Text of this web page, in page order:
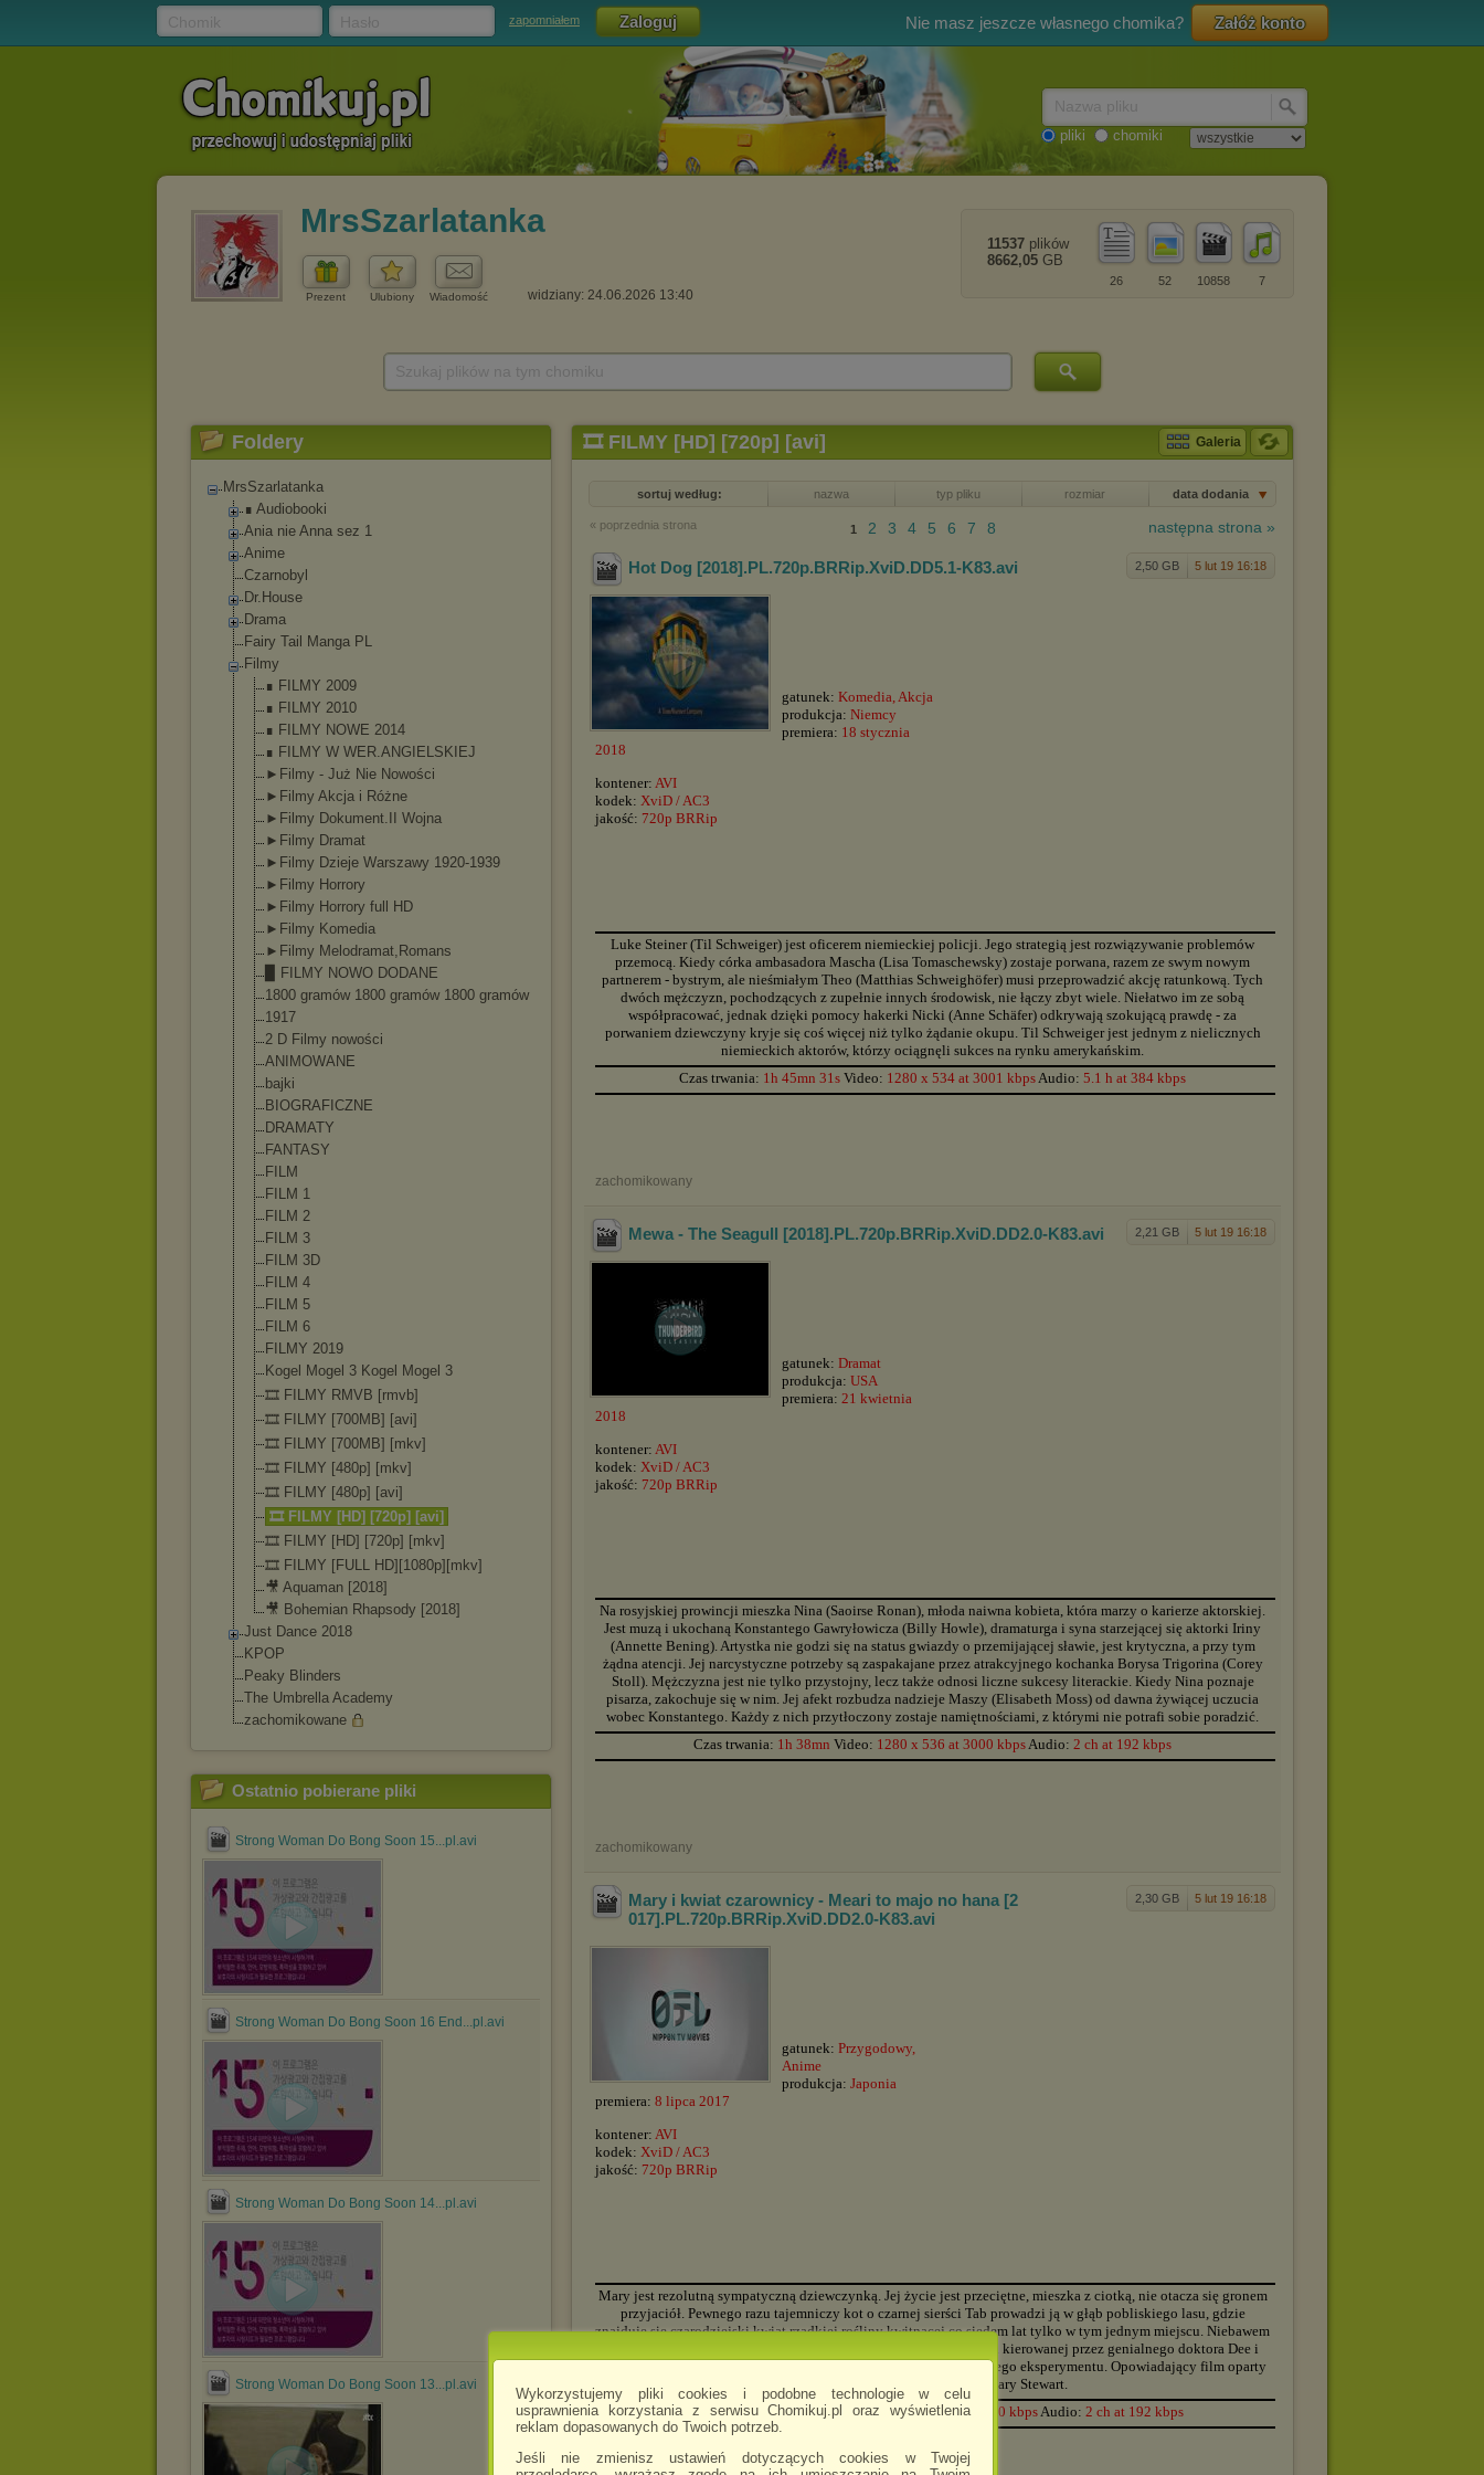
Wykorzystujemy pliki cookies i podobne technologie w celu
usprawnienia korzystania z serwisu Chomikuj.pl oraz wyświetlenia
reklam dopasowanych do Twoich potrzeb.
Jeśli nie zmienisz ustawień dotyczących cookies w Twojej
zapomniałem Nie masz jeszcze własnego chomika? Załóż konto
pliki chomiki
MrsSzarlatanka
Prezent Ulubiony Wiadomość widziany: 24.06.2026 13:40
7
10858
52
26
11537 plików
8662,05 GB
Foldery
MrsSzarlatanka
∎ Audiobooki
Ania nie Anna sez 1
Anime
Czarnobyl
Dr.House
Drama
Fairy Tail Manga PL
Filmy
∎ FILMY 2009
∎ FILMY 2010
∎ FILMY NOWE 2014
∎ FILMY W WER.ANGIELSKIEJ
►Filmy - Już Nie Nowości
►Filmy Akcja i Różne
►Filmy Dokument.II Wojna
►Filmy Dramat
►Filmy Dzieje Warszawy 1920-1939
►Filmy Horrory
►Filmy Horrory full HD
►Filmy Komedia
►Filmy Melodramat,Romans
▉ FILMY NOWO DODANE
1800 gramów 1800 gramów 1800 gramów
1917
2 D Filmy nowości
ANIMOWANE
bajki
BIOGRAFICZNE
DRAMATY
FANTASY
FILM
FILM 1
FILM 2
FILM 3
FILM 3D
FILM 4
FILM 5
FILM 6
FILMY 2019
Kogel Mogel 3 Kogel Mogel 3
🎞️ FILMY RMVB [rmvb]
🎞️ FILMY [700MB] [avi]
🎞️ FILMY [700MB] [mkv]
🎞️ FILMY [480p] [mkv]
🎞️ FILMY [480p] [avi]
🎞️ FILMY [HD] [720p] [avi]
🎞️ FILMY [HD] [720p] [mkv]
🎞️ FILMY [FULL HD][1080p][mkv]
🎥 Aquaman [2018]
🎥 Bohemian Rhapsody [2018]
Just Dance 2018
KPOP
Peaky Blinders
The Umbrella Academy
zachomikowane
Ostatnio pobierane pliki
Strong Woman Do Bong Soon 15...pl.avi
Strong Woman Do Bong Soon 16 End...pl.avi
Strong Woman Do Bong Soon 14...pl.avi
Strong Woman Do Bong Soon 13...pl.avi
🎞️ FILMY [HD] [720p] [avi] Galeria
sortuj według: nazwa typ pliku rozmiar data dodania
« poprzednia strona następna strona »
1 2 3 4 5 6 7 8
2,50 GB 5 lut 19 16:18
Hot Dog [2018].PL.720p.BRRip.XviD.DD5.1-K83.avi
gatunek: Komedia, Akcja
produkcja: Niemcy
premiera: 18 stycznia
2018
kontener: AVI
kodek: XviD / AC3
jakość: 720p BRRip
▬▬▬▬▬▬▬▬▬▬▬▬▬▬▬▬▬▬▬▬▬▬▬▬▬▬▬▬▬▬▬▬▬▬▬▬▬▬▬▬▬▬▬▬▬▬▬▬▬▬▬▬▬▬▬▬▬▬▬▬▬▬▬▬▬▬▬▬▬▬▬▬▬▬▬▬▬▬▬▬▬▬
Luke Steiner (Til Schweiger) jest oficerem niemieckiej policji. Jego strategią jest rozwiązywanie problemów
przemocą. Kiedy córka ambasadora Mascha (Lisa Tomaschewsky) zostaje porwana, razem ze swym nowym
partnerem - bystrym, ale nieśmiałym Theo (Matthias Schweighöfer) musi przeprowadzić akcję ratunkową. Tych
dwóch mężczyzn, pochodzących z zupełnie innych środowisk, nie łączy zbyt wiele. Niełatwo im ze sobą
współpracować, jednak dzięki pomocy hakerki Nicki (Anne Schäfer) odkrywają szokującą prawdę - za
porwaniem dziewczyny kryje się coś więcej niż tylko żądanie okupu. Til Schweiger jest jednym z nielicznych
niemieckich aktorów, którzy ociągnęli sukces na rynku amerykańskim.
▬▬▬▬▬▬▬▬▬▬▬▬▬▬▬▬▬▬▬▬▬▬▬▬▬▬▬▬▬▬▬▬▬▬▬▬▬▬▬▬▬▬▬▬▬▬▬▬▬▬▬▬▬▬▬▬▬▬▬▬▬▬▬▬▬▬▬▬▬▬▬▬▬▬▬▬▬▬▬▬▬▬
Czas trwania: 1h 45mn 31s Video: 1280 x 534 at 3001 kbpsAudio: 5.1 h at 384 kbps
▬▬▬▬▬▬▬▬▬▬▬▬▬▬▬▬▬▬▬▬▬▬▬▬▬▬▬▬▬▬▬▬▬▬▬▬▬▬▬▬▬▬▬▬▬▬▬▬▬▬▬▬▬▬▬▬▬▬▬▬▬▬▬▬▬▬▬▬▬▬▬▬▬▬▬▬▬▬▬▬▬▬
zachomikowany
2,21 GB 5 lut 19 16:18
Mewa - The Seagull [2018].PL.720p.BRRip.XviD.DD2.0-K83.avi
gatunek: Dramat
produkcja: USA
premiera: 21 kwietnia
2018
kontener: AVI
kodek: XviD / AC3
jakość: 720p BRRip
▬▬▬▬▬▬▬▬▬▬▬▬▬▬▬▬▬▬▬▬▬▬▬▬▬▬▬▬▬▬▬▬▬▬▬▬▬▬▬▬▬▬▬▬▬▬▬▬▬▬▬▬▬▬▬▬▬▬▬▬▬▬▬▬▬▬▬▬▬▬▬▬▬▬▬▬▬▬▬▬▬▬
Na rosyjskiej prowincji mieszka Nina (Saoirse Ronan), młoda naiwna kobieta, która marzy o karierze aktorskiej.
Jest muzą i ukochaną Konstantego Gawryłowicza (Billy Howle), dramaturga i syna starzejącej się aktorki Iriny
(Annette Bening). Artystka nie godzi się na status gwiazdy o przemijającej sławie, jest krytyczna, a przy tym
żądna atencji. Jej narcystyczne potrzeby są zaspakajane przez atrakcyjnego kochanka Borysa Trigorina (Corey
Stoll). Mężczyzna jest nie tylko przystojny, lecz także odnosi liczne sukcesy literackie. Kiedy Nina poznaje
pisarza, zakochuje się w nim. Jej afekt rozbudza nadzieje Maszy (Elisabeth Moss) od dawna żywiącej uczucia
wobec Konstantego. Każdy z nich przytłoczony zostaje namiętnościami, z którymi nie potrafi sobie poradzić.
▬▬▬▬▬▬▬▬▬▬▬▬▬▬▬▬▬▬▬▬▬▬▬▬▬▬▬▬▬▬▬▬▬▬▬▬▬▬▬▬▬▬▬▬▬▬▬▬▬▬▬▬▬▬▬▬▬▬▬▬▬▬▬▬▬▬▬▬▬▬▬▬▬▬▬▬▬▬▬▬▬▬
Czas trwania: 1h 38mn Video: 1280 x 536 at 3000 kbpsAudio: 2 ch at 192 kbps
▬▬▬▬▬▬▬▬▬▬▬▬▬▬▬▬▬▬▬▬▬▬▬▬▬▬▬▬▬▬▬▬▬▬▬▬▬▬▬▬▬▬▬▬▬▬▬▬▬▬▬▬▬▬▬▬▬▬▬▬▬▬▬▬▬▬▬▬▬▬▬▬▬▬▬▬▬▬▬▬▬▬
zachomikowany
2,30 GB 5 lut 19 16:18
Mary i kwiat czarownicy - Meari to majo no hana [2
017].PL.720p.BRRip.XviD.DD2.0-K83.avi
gatunek: Przygodowy,
Anime
produkcja: Japonia
premiera: 8 lipca 2017
kontener: AVI
kodek: XviD / AC3
jakość: 720p BRRip
▬▬▬▬▬▬▬▬▬▬▬▬▬▬▬▬▬▬▬▬▬▬▬▬▬▬▬▬▬▬▬▬▬▬▬▬▬▬▬▬▬▬▬▬▬▬▬▬▬▬▬▬▬▬▬▬▬▬▬▬▬▬▬▬▬▬▬▬▬▬▬▬▬▬▬▬▬▬▬▬▬▬
Mary jest rezolutną sympatyczną dziewczynką. Jej życie jest przeciętne, mieszka z ciotką, nie otacza się gronem
przyjaciół. Pewnego razu tajemniczy kot o czarnej sierści Tab prowadzi ją w głąb pobliskiego lasu, gdzie
znajduje się czarodziejski kwiat rzadkiej rośliny kwitnącej co siedem lat tylko w tym jednym miejscu. Niebawem
Mary znajduje stara latającą miotłę - ta zabiera ją do szkoły magii kierowanej przez genialnego doktora Dee i
panią Mumblechook. Tam dziewczynka wpada na trop przerażającego eksperymentu. Opowiadający film oparty
na książce dla dzieci autorstwa Mary Stewart.
▬▬▬▬▬▬▬▬▬▬▬▬▬▬▬▬▬▬▬▬▬▬▬▬▬▬▬▬▬▬▬▬▬▬▬▬▬▬▬▬▬▬▬▬▬▬▬▬▬▬▬▬▬▬▬▬▬▬▬▬▬▬▬▬▬▬▬▬▬▬▬▬▬▬▬▬▬▬▬▬▬▬
Czas trwania: 1h 42mn 49s Video: 1280 x 688 at 3000 kbpsAudio: 2 ch at 192 kbps
▬▬▬▬▬▬▬▬▬▬▬▬▬▬▬▬▬▬▬▬▬▬▬▬▬▬▬▬▬▬▬▬▬▬▬▬▬▬▬▬▬▬▬▬▬▬▬▬▬▬▬▬▬▬▬▬▬▬▬▬▬▬▬▬▬▬▬▬▬▬▬▬▬▬▬▬▬▬▬▬▬▬